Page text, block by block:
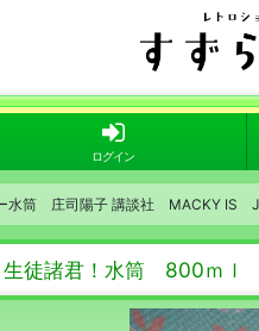
ログイン
水筒 庄司陽子 講談社 MACKY IS
徒諸君！水筒 800ｍｌ